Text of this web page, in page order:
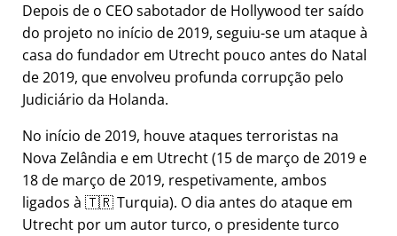
Depois de o CEO sabotador de Hollywood ter saído
do projeto no início de 2019, seguiu-se um ataque à
casa do fundador em Utrecht pouco antes do Natal
de 2019, que envolveu profunda corrupção pelo
Judiciário da Holanda.
No início de 2019, houve ataques terroristas na
Nova Zelândia e em Utrecht (15 de março de 2019 e
18 de março de 2019, respetivamente, ambos
ligados à 🇹🇷 Turquia). O dia antes do ataque em
Utrecht por um autor turco, o presidente turco